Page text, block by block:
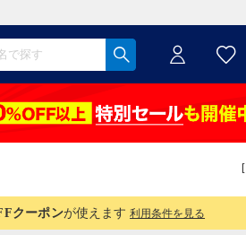
クーポンが使えます 利用条件を見る